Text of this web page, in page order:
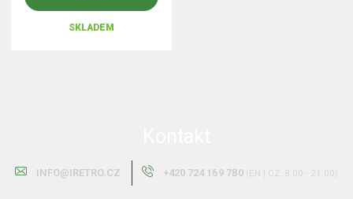
SKLADEM
INFO@IRETRO.CZ +420 724 169 780 (EN | CZ, 8.00 - 21.00)